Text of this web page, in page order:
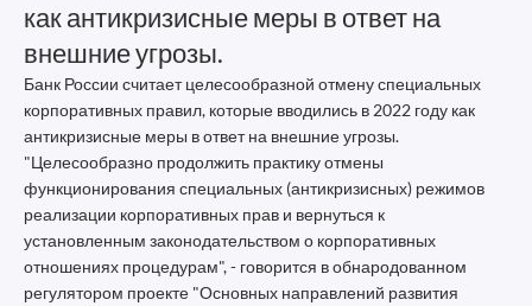
как антикризисные меры в ответ на
внешние угрозы.
Банк России считает целесообразной отмену специальных
корпоративных правил, которые вводились в 2022 году как
антикризисные меры в ответ на внешние угрозы.
"Целесообразно продолжить практику отмены
функционирования специальных (антикризисных) режимов
реализации корпоративных прав и вернуться к
установленным законодательством о корпоративных
отношениях процедурам", - говорится в обнародованном
регулятором проекте "Основных направлений развития